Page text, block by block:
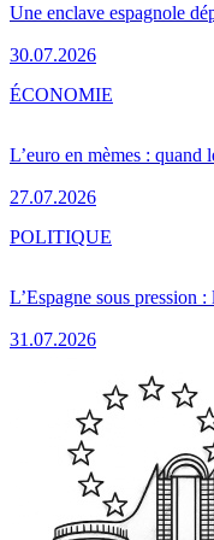
Une enclave espagnole
30.07.2026
L’euro en mèmes : quand
27.07.2026
ÉCONOMIE
L’Espagne sous pression
31.07.2026
POLITIQUE